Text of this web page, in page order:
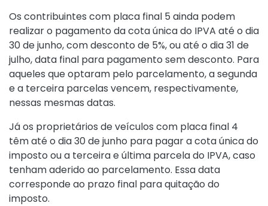
Os contribuintes com placa final 5 ainda podem
realizar o pagamento da cota única do IPVA até o dia
30 de junho, com desconto de 5%, ou até o dia 31 de
julho, data final para pagamento sem desconto. Para
aqueles que optaram pelo parcelamento, a segunda
e a terceira parcelas vencem, respectivamente,
nessas mesmas datas.
Já os proprietários de veículos com placa final 4
têm até o dia 30 de junho para pagar a cota única do
imposto ou a terceira e última parcela do IPVA, caso
tenham aderido ao parcelamento. Essa data
corresponde ao prazo final para quitação do
imposto.